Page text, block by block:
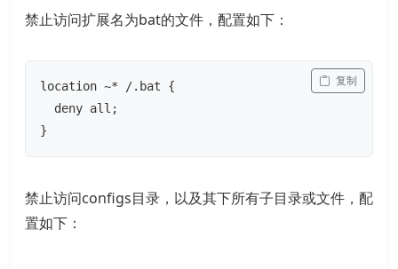
禁止访问扩展名为bat的文件，配置如下：
location ~* /.bat {
deny all;
}
复制
禁止访问configs目录，以及其下所有子目录或文件，配
置如下：